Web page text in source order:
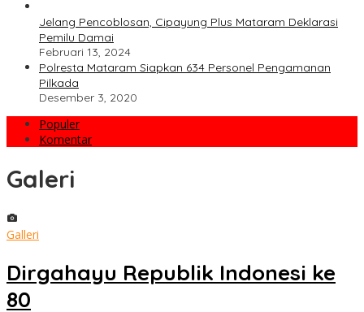
Jelang Pencoblosan, Cipayung Plus Mataram Deklarasi
Pemilu Damai
Februari 13, 2024
Polresta Mataram Siapkan 634 Personel Pengamanan
Pilkada
Desember 3, 2020
Populer
Komentar
Galeri
Galleri
Dirgahayu Republik Indonesi ke
80